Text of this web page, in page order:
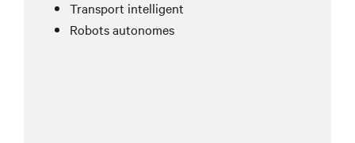
Transport intelligent
Robots autonomes